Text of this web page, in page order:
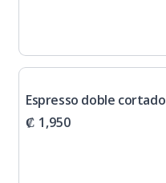
Espresso doble cortado
₡ 1,950